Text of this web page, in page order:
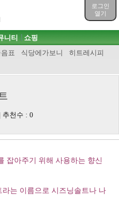
로그인
열기
표 식당에가보니
히트레시피
니티 쇼핑
추천수 : 0
잡아주기 위해 사용하는 향신
는 이름으로 시즈닝솔트나 나